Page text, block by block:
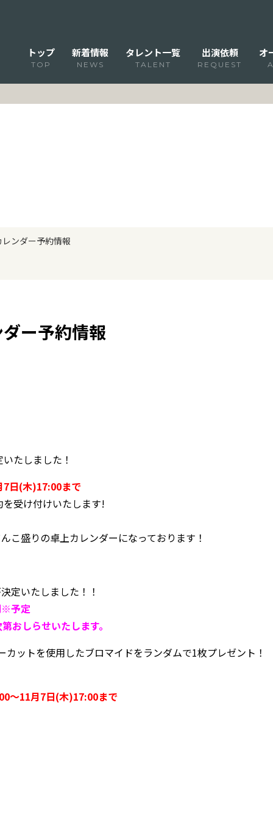
トップ
TOP
新着情報
NEWS
タレント一覧
TALENT
出演依頼
REQUEST
オ
ンダー予約情報
ー予約情報
たしました！
日(木)17:00まで
を受け付けいたします!
盛りの卓上カレンダーになっております！
定いたしました！！
※予定
しらせいたします。
ットを使用したブロマイドをランダムで1枚プレゼント！
～11月7日(木)17:00まで